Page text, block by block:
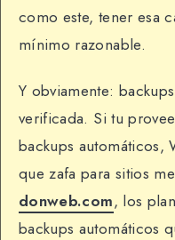
como este, tener esa
mínimo razonable.
Y obviamente:
verificada. Si tu
backups automáticos,
que zafa para sitios
donweb.com, los
backups automáticos